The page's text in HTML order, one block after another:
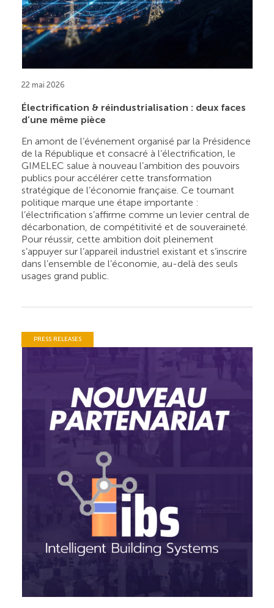
22 mai 2026
Électrification & réindustrialisation : deux faces
d’une même pièce
En amont de l’événement organisé par la Présidence
de la République et consacré à l’électrification, le
GIMELEC salue à nouveau l’ambition des pouvoirs
publics pour accélérer cette transformation
stratégique de l’économie française. Ce tournant
politique marque une étape importante :
l’électrification s’affirme comme un levier central de
décarbonation, de compétitivité et de souveraineté.
Pour réussir, cette ambition doit pleinement
s’appuyer sur l’appareil industriel existant et s’inscrire
dans l’ensemble de l’économie, au-delà des seuls
usages grand public.
PRESS RELEASES